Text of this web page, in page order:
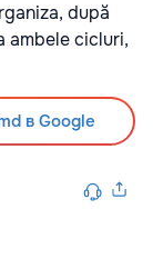
după
ambele cicluri,
в Google